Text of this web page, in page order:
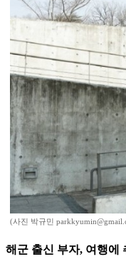
(사진 박규민
해군 출신 부자, 여행에